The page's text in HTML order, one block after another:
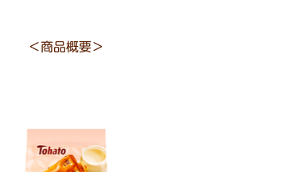
＜商品概要＞